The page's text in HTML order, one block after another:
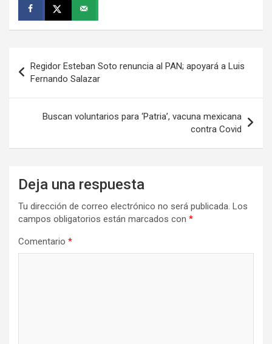
de
entradas
Regidor Esteban Soto renuncia al PAN; apoyará a Luis
Fernando Salazar
Buscan voluntarios para ‘Patria’, vacuna mexicana
contra Covid
Deja una respuesta
Tu dirección de correo electrónico no será publicada. Los
campos obligatorios están marcados con *
Comentario *